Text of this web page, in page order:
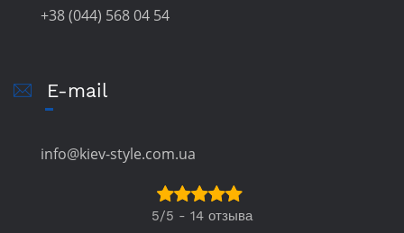
+38 (044) 568 04 54
E-mail
info@kiev-style.com.ua
5/5 - 14 отзыва